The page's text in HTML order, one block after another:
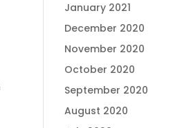
January 2021
December 2020
November 2020
October 2020
September 2020
August 2020